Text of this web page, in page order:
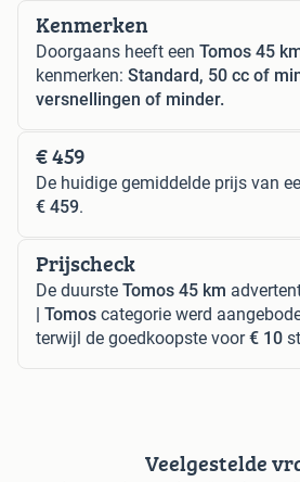
Kenmerken
Doorgaans heeft een Tomos 45
kenmerken: Standard, 50 cc of
versnellingen of minder.
€ 459
De huidige gemiddelde prijs van
€ 459.
Prijscheck
De duurste Tomos 45 km
| Tomos categorie werd
terwijl de goedkoopste voor€ 10
Veelgestelde